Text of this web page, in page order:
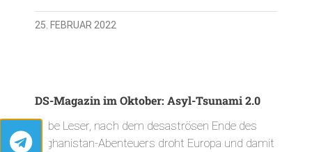
25. FEBRUAR 2022
DS-Magazin im Oktober: Asyl-Tsunami 2.0
Liebe Leser, nach dem desaströsen Ende des
Afghanistan-Abenteuers droht Europa und damit